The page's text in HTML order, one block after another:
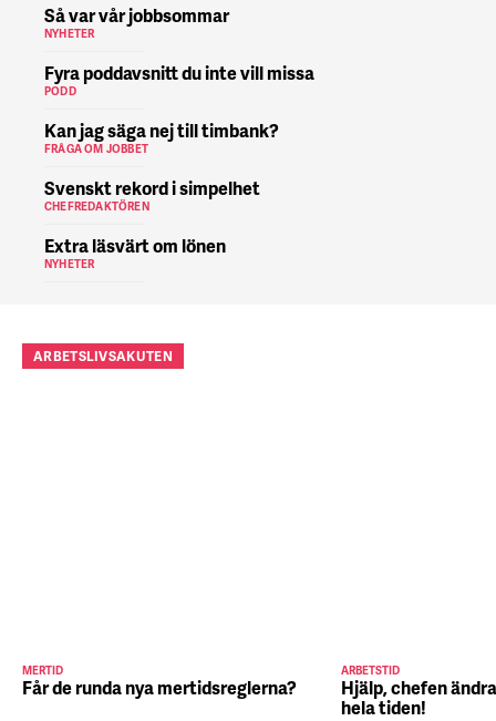
Så var vår jobbsommar
NYHETER
Fyra poddavsnitt du inte vill missa
PODD
Kan jag säga nej till timbank?
FRÅGA OM JOBBET
Svenskt rekord i simpelhet
CHEFREDAKTÖREN
Extra läsvärt om lönen
NYHETER
ARBETSLIVSAKUTEN
MERTID
Får de runda nya mertidsreglerna?
ARBETSTID
Hjälp, chefen
hela tiden!